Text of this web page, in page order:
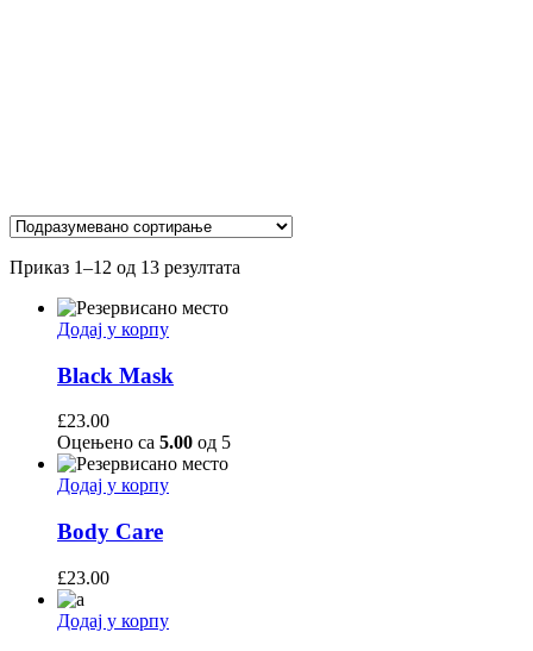
Приказ 1–12 од 13 резултата
Додај у корпу
Black Mask
£23.00
Оцењено са 5.00 од 5
Додај у корпу
Body Care
£23.00
Додај у корпу